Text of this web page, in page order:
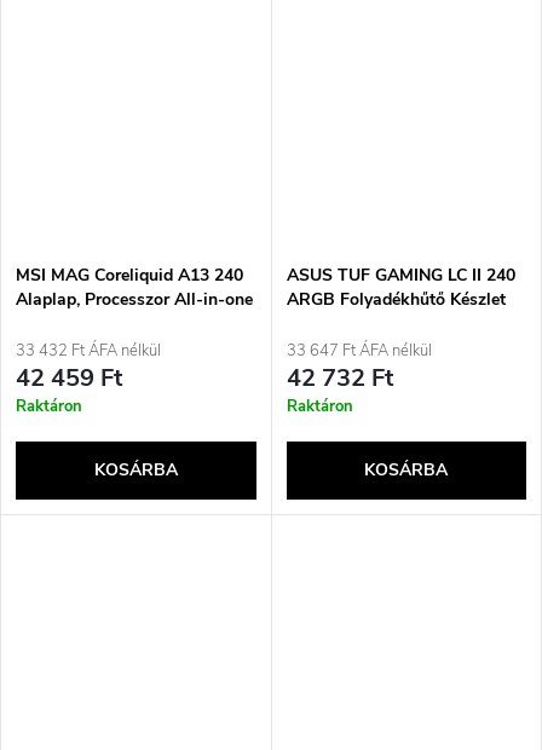
MSI MAG Coreliquid A13 240
Alaplap, Processzor All-in-one
darab
33 432 Ft ÁFA nélkül
42 459 Ft
Raktáron
KOSÁRBA
ASUS TUF GAMING LC II 240
ARGB Folyadékhűtő Készlet
33 647 Ft ÁFA nélkül
42 732 Ft
Raktáron
KOSÁRBA